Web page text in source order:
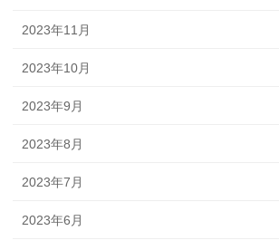
2023年11月
2023年10月
2023年9月
2023年8月
2023年7月
2023年6月